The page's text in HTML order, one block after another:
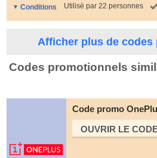
Conditions Utilisé par 22 personnes
Afficher plus de codes
Codes promotionnels
Code promo
OUVRIR LE